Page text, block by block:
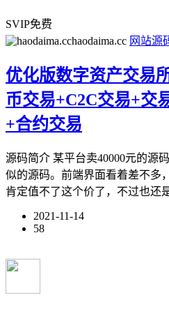
SVIP免费
haodaima.cc 网站源
优化版数字资产交易
币交易+C2C交易+交
+合约交易
源码简介 某平台卖40000元的源
似的源码。前端界面看着差不多
肯定值不了这个价了，不过也还
2021-11-14
58